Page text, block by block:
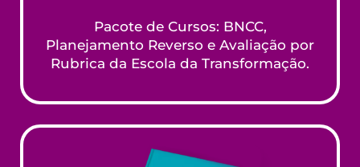
Pacote de Cursos: BNCC,
Planejamento Reverso e Avaliação por
Rubrica da Escola da Transformação.